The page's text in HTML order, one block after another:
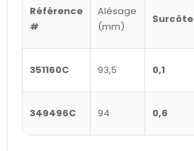
Référence
#
Alésage
(mm)
Surcôte
351160C 93,5 0,1
349496C 94 0,6